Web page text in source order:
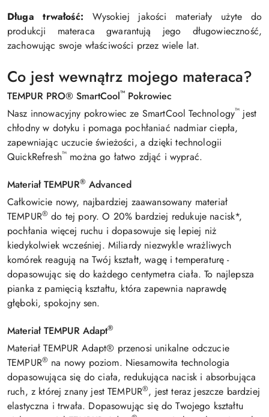
Długa trwałość:
Wysokiej jakości materiały użyte do
produkcji materaca gwarantują jego długowieczność,
zachowując swoje właściwości przez wiele lat.
Co jest wewnątrz mojego materaca?
TEMPUR PRO® SmartCool™ Pokrowiec
Nasz innowacyjny pokrowiec ze SmartCool Technology™ jest
chłodny w dotyku i pomaga pochłaniać nadmiar ciepła,
zapewniając uczucie świeżości, a dzięki technologii
QuickRefresh™ można go łatwo zdjąć i wyprać.
Materiał TEMPUR® Advanced
Całkowicie nowy, najbardziej zaawansowany materiał
TEMPUR® do tej pory. O 20% bardziej redukuje nacisk*,
pochłania więcej ruchu i dopasowuje się lepiej niż
kiedykolwiek wcześniej. Miliardy niezwykle wrażliwych
komórek reagują na Twój kształt, wagę i temperaturę -
dopasowując się do każdego centymetra ciała. To najlepsza
pianka z pamięcią kształtu, która zapewnia naprawdę
głęboki, spokojny sen.
Materiał TEMPUR Adapt®
Materiał TEMPUR Adapt® przenosi unikalne odczucie
TEMPUR® na nowy poziom. Niesamowita technologia
dopasowująca się do ciała, redukująca nacisk i absorbująca
ruch, z której znany jest TEMPUR®, jest teraz jeszcze bardziej
elastyczna i trwała. Dopasowując się do Twojego kształtu